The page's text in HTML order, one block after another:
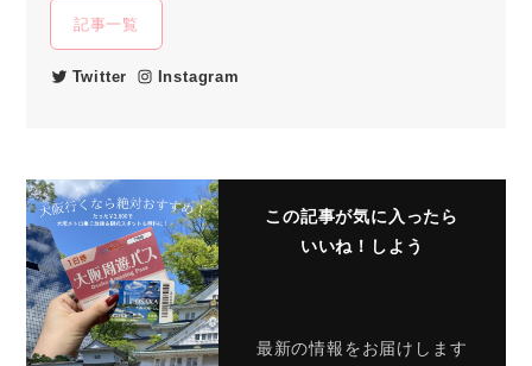
記事一覧
Twitter Instagram
この記事が気に入ったら
いいね！しよう
最新の情報をお届けします